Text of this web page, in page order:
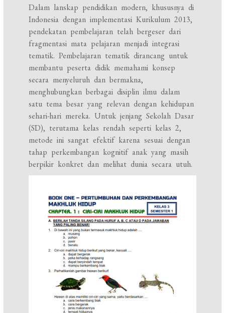
Dalam lanskap pendidikan modern, khususnya di
Indonesia dengan implementasi Kurikulum 2013,
pendekatan pembelajaran telah bergeser dari
fragmentasi mata pelajaran menjadi integrasi
tematik. Pembelajaran tematik dirancang untuk
membantu peserta didik memahami konsep
secara menyeluruh dan bermakna,
menghubungkan berbagai disiplin ilmu dalam
satu tema besar yang relevan dengan kehidupan
sehari-hari mereka. Untuk jenjang Sekolah Dasar
(SD), terutama kelas rendah seperti kelas 2,
metode ini sangat efektif karena sesuai dengan
tahap perkembangan kognitif anak yang masih
berpikir konkret dan melihat dunia secara utuh.